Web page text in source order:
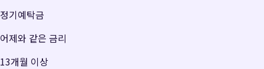
정기예탁금
어제와 같은 금리
13개월 이상